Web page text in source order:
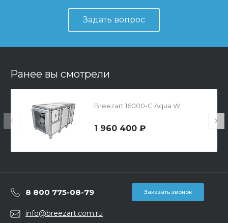
Задать вопрос
Ранее вы смотрели
Breezart 16000-C Aqua W
1 960 400 ₽
8 800 775-08-79 Заказать звонок
info@breezart.com.ru